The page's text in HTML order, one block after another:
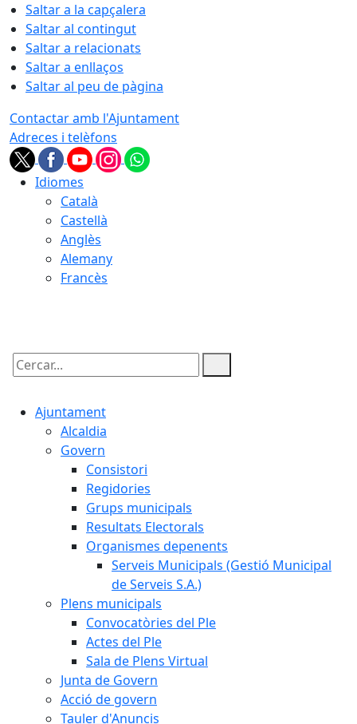
Saltar a la capçalera
Saltar al contingut
Saltar a relacionats
Saltar a enllaços
Saltar al peu de pàgina
Contactar amb l'Ajuntament
Adreces i telèfons
Idiomes
Català
Castellà
Anglès
Alemany
Francès
Cercar:
Ajuntament
Alcaldia
Govern
Consistori
Regidories
Grups municipals
Resultats Electorals
Organismes depenents
Serveis Municipals (Gestió Municipal
de Serveis S.A.)
Plens municipals
Convocatòries del Ple
Actes del Ple
Sala de Plens Virtual
Junta de Govern
Acció de govern
Tauler d'Anuncis